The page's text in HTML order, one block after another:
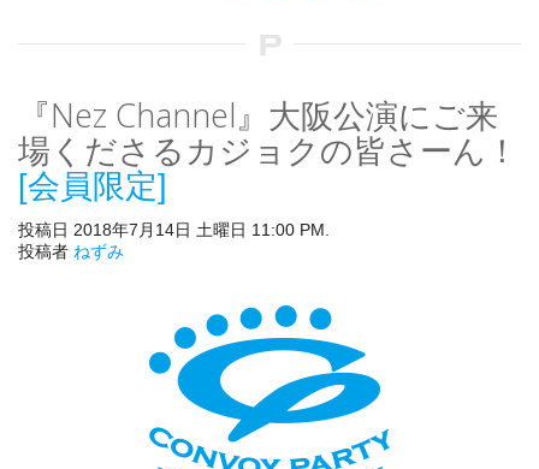
『Nez Channel』大阪公演にご来
場くださるカジョクの皆さーん！
[会員限定]
投稿日 2018年7月14日 土曜日 11:00 PM.
投稿者 ねずみ